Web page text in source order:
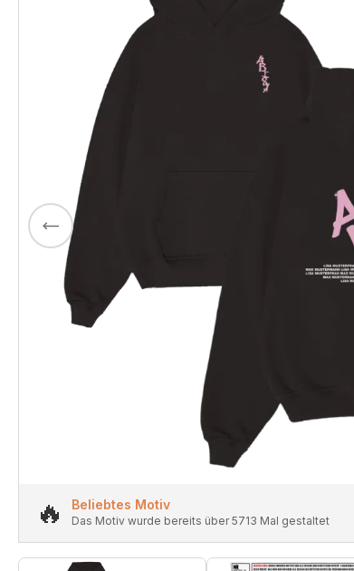
🔥 Beliebtes Motiv
Das Motiv wurde bereits über 5713 Mal gestaltet